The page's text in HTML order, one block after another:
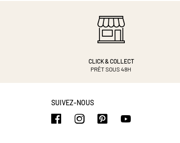
CLICK & COLLECT
PRÊT SOUS 48H
SUIVEZ-NOUS
https://https://https://https://